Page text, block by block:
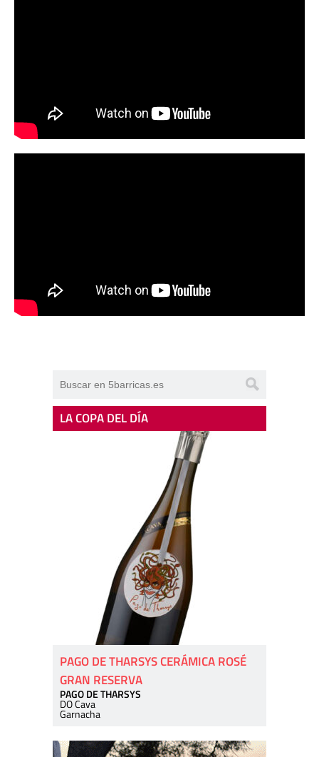
LA COPA DEL DÍA
PAGO DE THARSYS CERÁMICA ROSÉ
GRAN RESERVA
PAGO DE THARSYS
DO Cava
Garnacha